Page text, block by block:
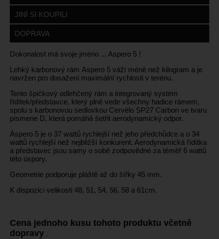
JINÍ SI KOUPILI
DOPRAVA
Dokonalost má svoje jméno ... Aspero 5 !
Lehký karbonový rám Aspero 5 váží méně než kilogram a je
navržen pro dosažení maximální rychlosti v terénu.
Tento špičkový odlehčený rám a integrovaný systém
řídítek/představce, který plně vede všechny hadice rámem,
spolu s karbonovou sedlovkou Cervélo SP27 Carbon ve tvaru
písmene D, která pomáhá šetřit aerodynamický odpor.
Áspero 5 je o 37 wattů rychlejší než jeho předchůdce a o 34
wattů rychlejší než nejbližší konkurent. Aerodynamická řídítka
a představec jsou samy o sobě zodpovědné za téměř 6 wattů
této úspory.
Geometrie podporuje pláště až do šířky 45 mm.
K dispozici velikosti 48, 51, 54, 56, 58 a 61cm.
Cena jednoho kusu tohoto produktu včetně
dopravy